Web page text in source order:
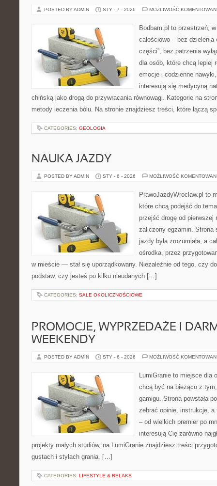
POSTED BY ADMIN STY - 7 - 2026 MOŻLIWOŚĆ
Bodbam.pl to przestrzeń,
całościowo – bez dzielenia
części”, bez patrzenia
dla osób, które chcą lepiej
emocje i codzienne
interesują się medycyną
chińską jako drogą do przywracania równowagi. Kategorie na
metody leczenia bólu. Na stronie znajdziesz treści, które łączą
CATEGORIES: GEOLOGIA
NAUKA JAZDY
POSTED BY ADMIN STY - 6 - 2026 MOŻLIWOŚĆ
PrawoJazdyWroclaw.pl to
które chcą podejść do
przejść drogę od pierwszej
zaliczony egzamin. Strona
jazdy była zrozumiała, a
ośrodka, przez
w mieście — stał się uporządkowany. Niezależnie od tego, czy
podstaw, czy jesteś po kilku nieudanych […]
CATEGORIES: SALE OKOLICZNOŚCIOWE
PROMOCJE, WYPRZEDAŻE I
WEEKENDY
POSTED BY ADMIN STY - 6 - 2026 MOŻLIWOŚĆ
LumiGranie to miejsce dla
chcą być na bieżąco z
gamigu. Strona powstała
zebrać opinie, instrukcje,
– od wielkich premier po
interesują Cię zarówno
projekty małych studiów, na LumiGranie znajdziesz treści
gustach i stylach grania. […]
CATEGORIES: LIFESTYLE & RELAKS